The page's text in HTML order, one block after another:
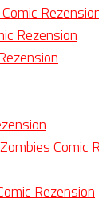
Rezension
Comic
Rezension